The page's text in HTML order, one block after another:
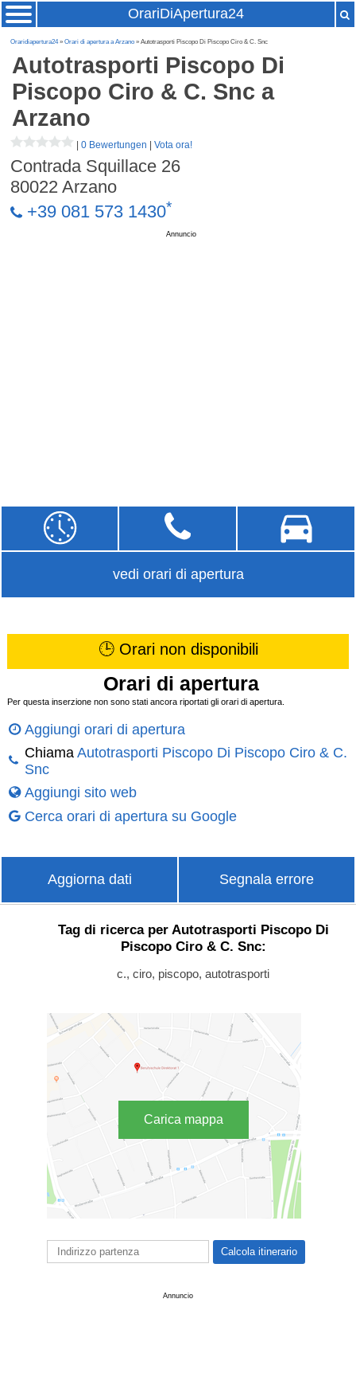
OrariDiApertura24
Oraridiapertura24»Orari di apertura a Arzano » Autotrasporti Piscopo Di Piscopo Ciro & C. Snc
Autotrasporti Piscopo Di
Piscopo Ciro & C. Snc a
Arzano
|0 Bewertungen |Vota ora!
Contrada Squillace 26
80022 Arzano
+39 081 573 1430*
Annuncio
vedi orari di apertura
🕒 Orari non disponibili
Orari di apertura
Per questa inserzione non sono stati ancora riportati gli orari di apertura.
Aggiungi orari di apertura
Chiama Autotrasporti Piscopo Di Piscopo Ciro & C.
Snc
Aggiungi sito web
Cerca orari di apertura su Google
Aggiorna dati Segnala errore
Tag di ricerca per Autotrasporti Piscopo Di
Piscopo Ciro & C. Snc:
c., ciro, piscopo, autotrasporti
Carica mappa
Annuncio